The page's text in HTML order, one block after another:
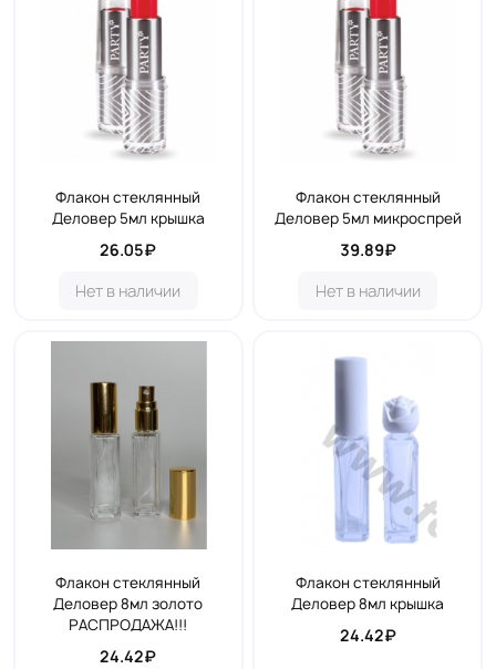
Флакон стеклянный
Деловер 5мл крышка
26.05₽
Нет в наличии
Флакон стеклянный
Деловер 5мл микроспрей
39.89₽
Нет в наличии
Флакон стеклянный
Деловер 8мл золото
РАСПРОДАЖА!!!
24.42₽
Флакон стеклянный
Деловер 8мл крышка
24.42₽